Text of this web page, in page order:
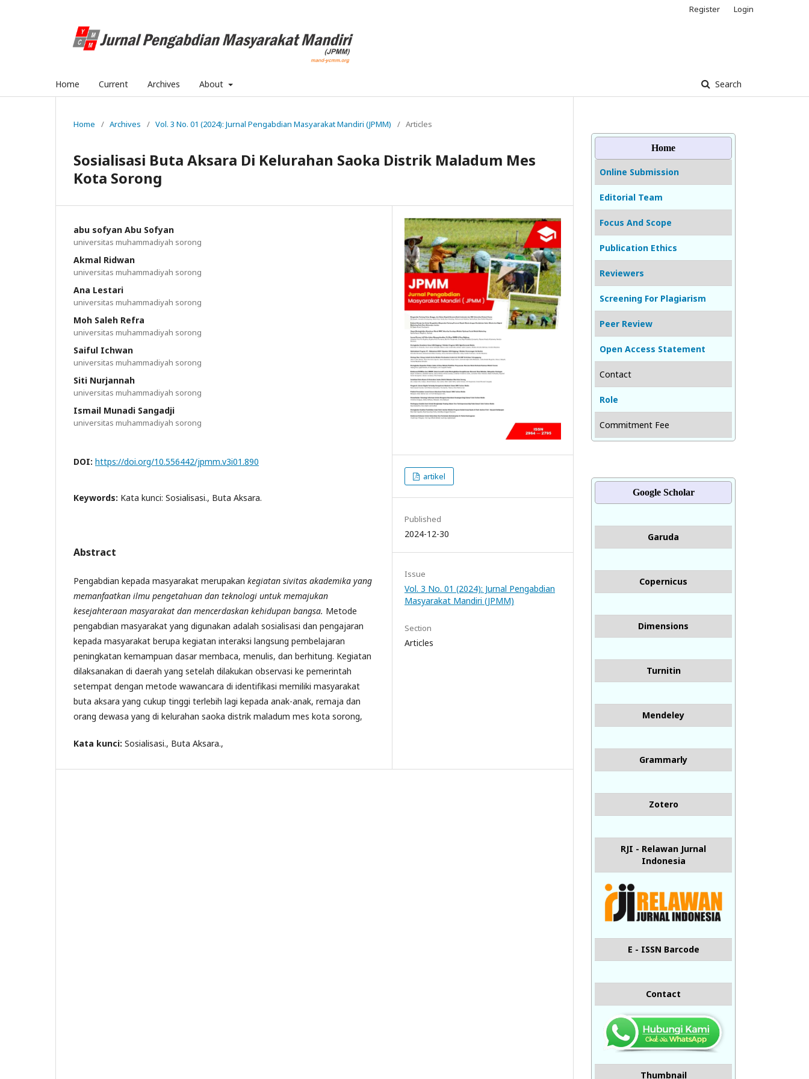
Home Current Archives About Search
Register Login
Home / Archives / Vol. 3 No. 01 (2024): Jurnal Pengabdian Masyarakat Mandiri (JPMM) / Articles
Sosialisasi Buta Aksara Di Kelurahan Saoka Distrik Maladum Mes
Kota Sorong
abu sofyan Abu Sofyan
universitas muhammadiyah sorong
Akmal Ridwan
universitas muhammadiyah sorong
Ana Lestari
universitas muhammadiyah sorong
Moh Saleh Refra
universitas muhammadiyah sorong
Saiful Ichwan
universitas muhammadiyah sorong
Siti Nurjannah
universitas muhammadiyah sorong
Ismail Munadi Sangadji
universitas muhammadiyah sorong
DOI: https://doi.org/10.556442/jpmm.v3i01.890
Keywords: Kata kunci: Sosialisasi., Buta Aksara.
Abstract
Pengabdian kepada masyarakat merupakan kegiatan sivitas akademika yang
memanfaatkan ilmu pengetahuan dan teknologi untuk memajukan
kesejahteraan masyarakat dan mencerdaskan kehidupan bangsa. Metode
pengabdian masyarakat yang digunakan adalah sosialisasi dan pengajaran
kepada masyarakat berupa kegiatan interaksi langsung pembelajaran
peningkatan kemampuan dasar membaca, menulis, dan berhitung. Kegiatan
dilaksanakan di daerah yang setelah dilakukan observasi ke pemerintah
setempat dengan metode wawancara di identifikasi memiliki masyarakat
buta aksara yang cukup tinggi terlebih lagi kepada anak-anak, remaja dan
orang dewasa yang di kelurahan saoka distrik maladum mes kota sorong,
Kata kunci: Sosialisasi., Buta Aksara.,
artikel
Published
2024-12-30
Issue
Vol. 3 No. 01 (2024): Jurnal Pengabdian
Masyarakat Mandiri (JPMM)
Section
Articles
Home
Online Submission
Editorial Team
Focus And Scope
Publication Ethics
Reviewers
Screening For Plagiarism
Peer Review
Open Access Statement
Contact
Role
Commitment Fee
Google Scholar
Garuda
Copernicus
Dimensions
Turnitin
Mendeley
Grammarly
Zotero
RJI - Relawan Jurnal
Indonesia
E - ISSN Barcode
Contact
Thumbnail